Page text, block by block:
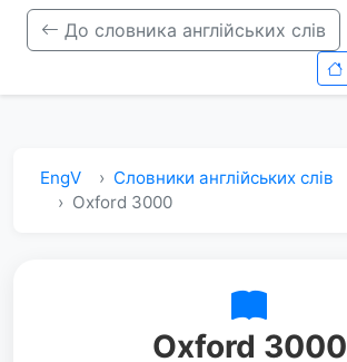
До словника англійських слів
EngV
Словники англійських слів
Oxford 3000
Oxford 3000